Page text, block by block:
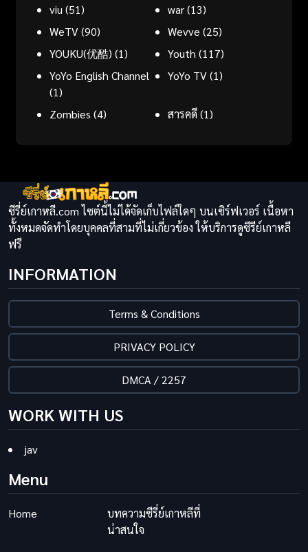
viu (51) war(13)
WeTV(90) Wevve (25)
YOUKU(优酷) (1) Youth (117)
YoYo English Channel
(1)
YoYo TV(1)
Zombies (4) สารคดี(1)
ซีรี่ย์เกาหลี.com ไซต์นี้ไม่ได้จัดเก็บไฟล์ใดๆ บนเซิร์ฟเวอร์ เนื้อหา
ทั้งหมดจัดทำโดยบุคคลที่สามที่ไม่เกี่ยวข้อง ให้บริการดูซีรีย์เกาหลี
ฟรี
INFORMATION
Terms & Conditions
PRIVACY POLICY
DMCA / 2257
WORK WITH US
jav
Menu
Home
บทความซีรี่ย์เกาหลีที่
น่าสนใจ